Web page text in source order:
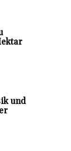
und